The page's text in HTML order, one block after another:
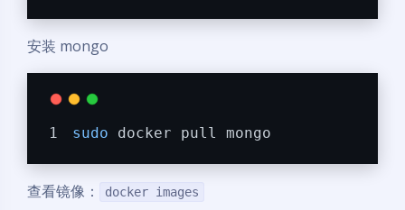
安装 mongo
sudo docker pull mongo
查看镜像： docker images